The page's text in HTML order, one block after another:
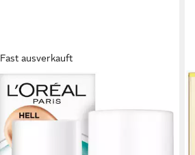
Fast ausverkauft
L'ORÉAL PARIS
Gesichtsfluid BRIGHT REVEAL
TÄGLICHES GLOW-FLUID GETÖNT
LIGHT LSF 50, mit Vitamin C und E,
feuchtigkeitsspendend.